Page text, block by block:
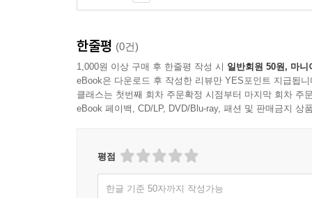
한줄평 (0건)
1,000원 이상 구매 후 한줄평 작성 시 일반회원 50원, 마니
eBook은 다운로드 후 작성한 리뷰만 YES포인트 지급됩니
클래스는 첫번째 회차 주문확정 시점부터 마지막 회차 주
eBook 페이백, CD/LP, DVD/Blu-ray, 패션 및 판매금지 상
평점
한글 기준 50자까지 작성가능